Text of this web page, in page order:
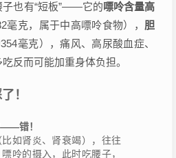
子也有“短板”——它的嘌呤含量高
毫克，属于中高嘌呤食物）， 胆
354毫克），痛风、高尿酸血症、
反而可能加重身体负担。
！
错！
如肾炎、肾衰竭），往往
呤的摄入，此时吃腰子，